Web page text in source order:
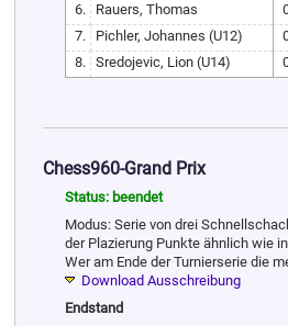
6.
Rauers, Thomas
7.
Pichler, Johannes (U12)
8. Sredojevic, Lion (U14)
Chess960-Grand Prix
Status: beendet
Modus: Serie von drei
der Plazierung Punkte ähnlich wie
Wer am Ende der Turnierserie die
Download Ausschreibung
Endstand